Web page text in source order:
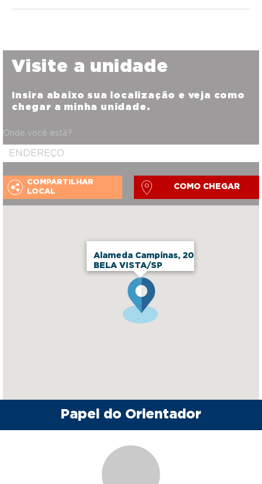
Alameda Campinas, 20
BELA VISTA/SP
Visite a unidade
Insira abaixo sua localização e veja como
chegar a minha unidade.
Onde você está?
COMPARTILHAR
LOCAL
COMO CHEGAR
Papel do Orientador